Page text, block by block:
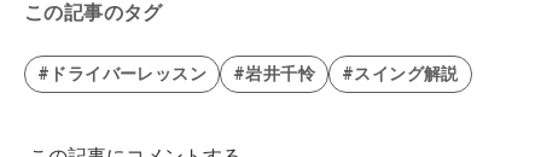
この記事のタグ
#ドライバーレッスン #岩井千怜 #スイング解説